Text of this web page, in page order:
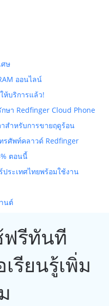
ษ
ออนไลน์
ห้บริการแล้ว!
ษา Redfinger Cloud Phone
สำหรับการขายฤดูร้อน
รศัพท์คลาวด์ Redfinger
ตอนนี้
ประเทศไทยพร้อมใช้งาน
นต์
ฟรีทันที
รียนรู้เพิ่ม